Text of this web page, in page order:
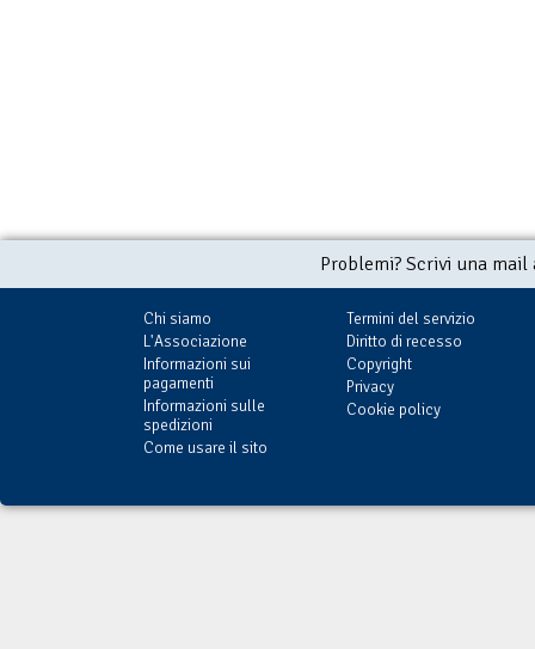
Problemi? Scrivi una
Chi siamo
L'Associazione
Informazioni sui
pagamenti
Informazioni sulle
spedizioni
Come usare il sito
Termini del servizio
Diritto di recesso
Copyright
Privacy
Cookie policy